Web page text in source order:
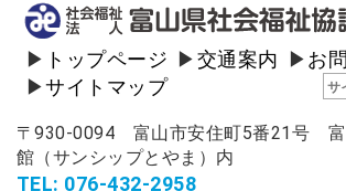
トップページ 交通案内
お
サイトマップ
〒930-0094 富山市安住町5番21号 富
館（サンシップとやま）内
TEL: 076-432-2958